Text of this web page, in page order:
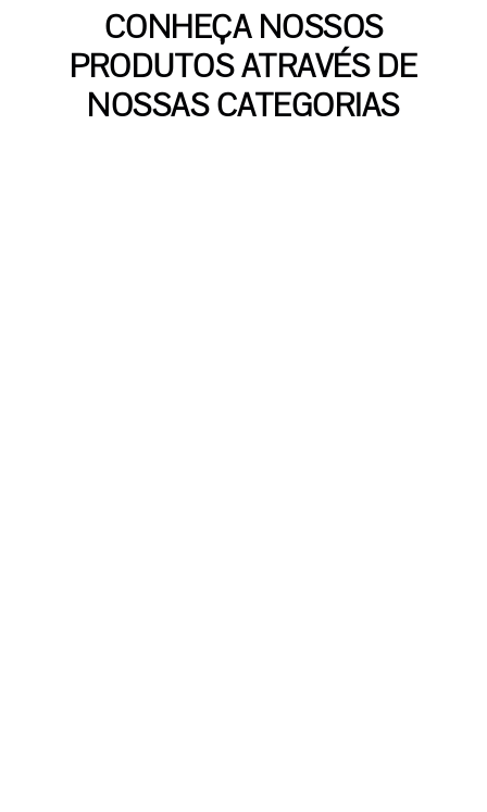
CONHEÇA NOSSOS
PRODUTOS ATRAVÉS DE
NOSSAS CATEGORIAS